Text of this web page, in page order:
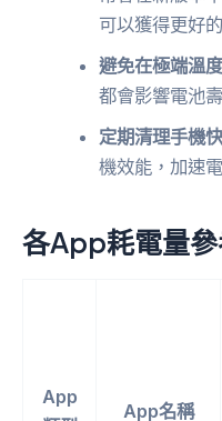
可以獲得更好
避免在極端溫
都會影響電池
定期清理手機
機效能，加速
各App耗電量
App
App名稱